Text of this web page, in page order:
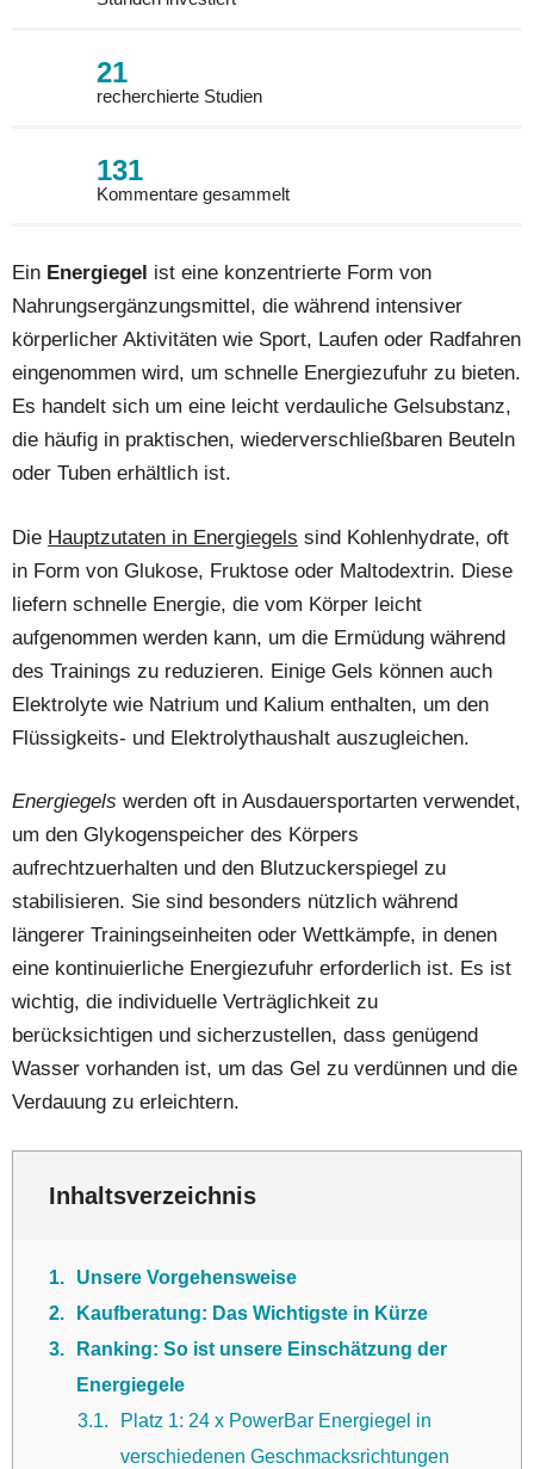
21
recherchierte Studien
131
Kommentare gesammelt
Ein Energiegel ist eine konzentrierte Form von
Nahrungsergänzungsmittel, die während intensiver
körperlicher Aktivitäten wie Sport, Laufen oder Radfahren
eingenommen wird, um schnelle Energiezufuhr zu bieten.
Es handelt sich um eine leicht verdauliche Gelsubstanz,
die häufig in praktischen, wiederverschließbaren Beuteln
oder Tuben erhältlich ist.
Die Hauptzutaten in Energiegels sind Kohlenhydrate, oft
in Form von Glukose, Fruktose oder Maltodextrin. Diese
liefern schnelle Energie, die vom Körper leicht
aufgenommen werden kann, um die Ermüdung während
des Trainings zu reduzieren. Einige Gels können auch
Elektrolyte wie Natrium und Kalium enthalten, um den
Flüssigkeits- und Elektrolythaushalt auszugleichen.
Energiegels werden oft in Ausdauersportarten verwendet,
um den Glykogenspeicher des Körpers
aufrechtzuerhalten und den Blutzuckerspiegel zu
stabilisieren. Sie sind besonders nützlich während
längerer Trainingseinheiten oder Wettkämpfe, in denen
eine kontinuierliche Energiezufuhr erforderlich ist. Es ist
wichtig, die individuelle Verträglichkeit zu
berücksichtigen und sicherzustellen, dass genügend
Wasser vorhanden ist, um das Gel zu verdünnen und die
Verdauung zu erleichtern.
Inhaltsverzeichnis
1
Unsere Vorgehensweise
2
Kaufberatung: Das Wichtigste in Kürze
3
Ranking: So ist unsere Einschätzung der
Energiegele
3.1
Platz 1: 24 x PowerBar Energiegel in
verschiedenen Geschmacksrichtungen